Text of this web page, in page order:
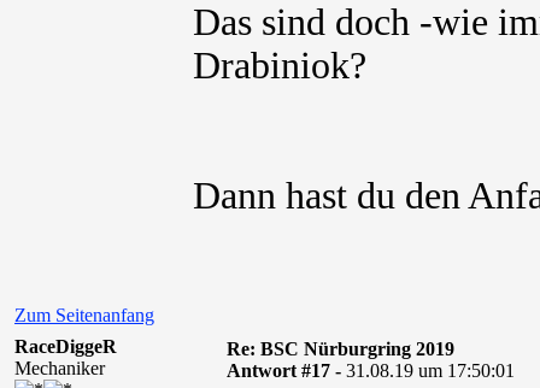
Das sind doch -wie
Drabiniok?
Dann hast du den
Zum Seitenanfang
RaceDiggeR
Mechaniker
Re: BSC Nürburgring 2019
Antwort #17 - 31.08.19 um 17:50:01